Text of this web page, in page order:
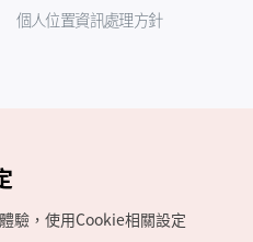
個人位置資訊處理方針
驗，使用Cookie相關設定